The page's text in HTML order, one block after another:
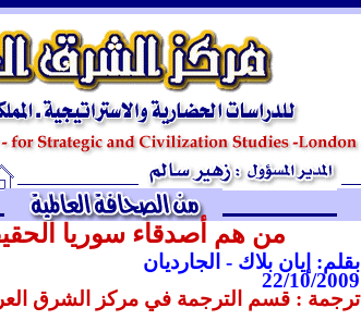
ـ
من هم أصدقاء سوريا
بقلم: إيان بلاك - الجارديان
22/10/2009
ترجمة : قسم الترجمة في مركز الشرق